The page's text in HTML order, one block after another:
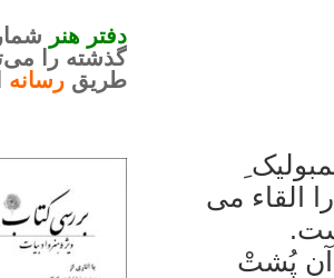
القاء می
آن پُشتْ
دفتر هنر
گذشته را
طریق رسانه